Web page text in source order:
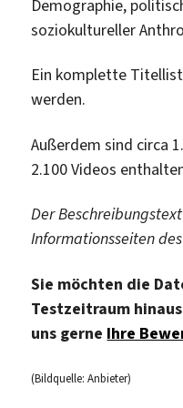
Demographie,
soziokultureller
Ein komplette
werden.
Außerdem sind circa
2.100 Videos
Der
Informationsseiten
Sie möchten die
Testzeitraum
uns gerne Ihre
(Bildquelle: Anbieter)